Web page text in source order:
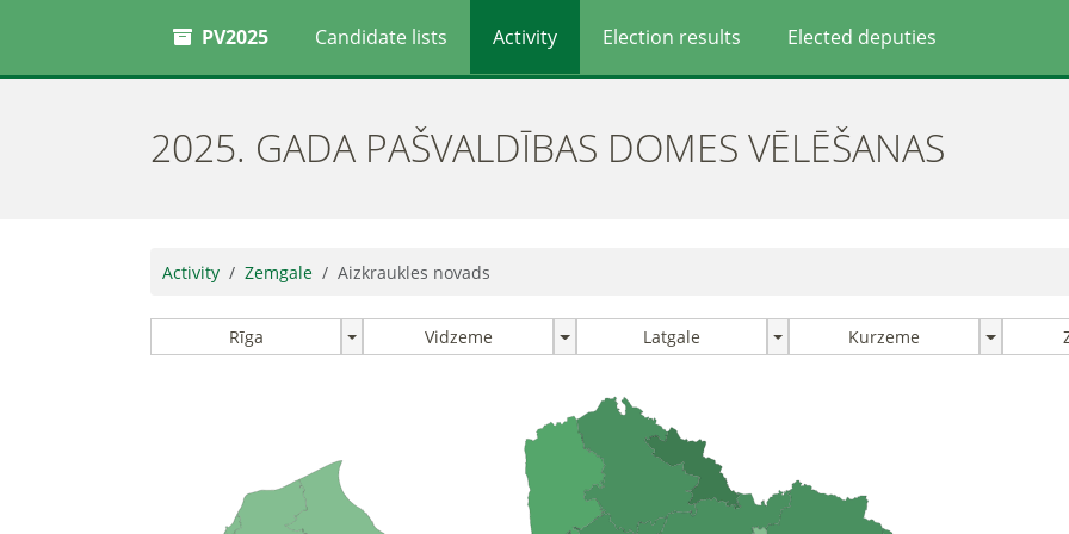
PV2025 Candidate lists Activity Election results Elected deputies
2025. GADA PAŠVALDĪBAS DOMES VĒLĒŠANAS
Activity Zemgale Aizkraukles novads
Rīga Vidzeme Latgale Kurzeme